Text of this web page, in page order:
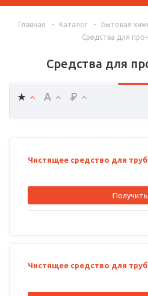
Главная - Каталог - Бытовая
Средства для
Средства для
Чистящее средство для
Чистящее средство для